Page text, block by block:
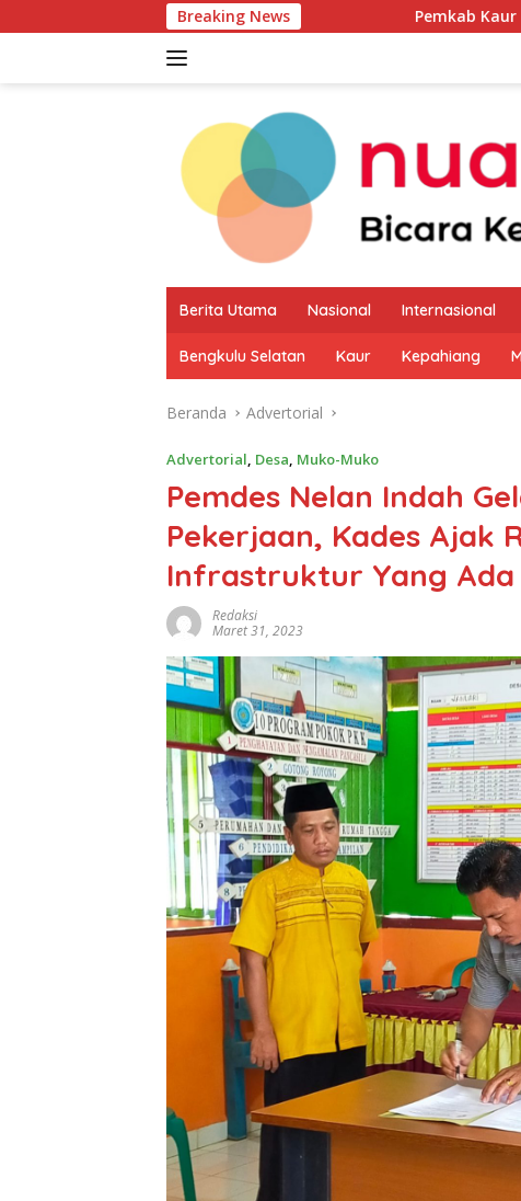
ke
Breaking NewsPemkab Kaur Mulai Petakan
Berita Utama Nasional Internasional
Bengkulu Selatan Kaur Kepahiang
Beranda Advertorial
Advertorial, Desa, Muko-Muko
Pemdes Nelan Indah
Pekerjaan, Kades Ajak
Infrastruktur Yang Ada
Redaksi
Maret 31, 2023